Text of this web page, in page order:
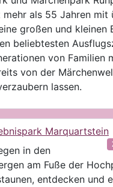
als 55 Jahren mit
großen und kleinen
beliebtesten
von Familien
von der
lassen.
Marquartstein
in den
am Fuße der
entdecken und